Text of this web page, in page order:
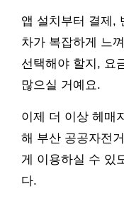
앱 설치부터 결제,
차가 복잡하게 느
선택해야 할지, 요
많으실 거예요.
이제 더 이상 헤매
해 부산 공공자전
게 이용하실 수 있
다.